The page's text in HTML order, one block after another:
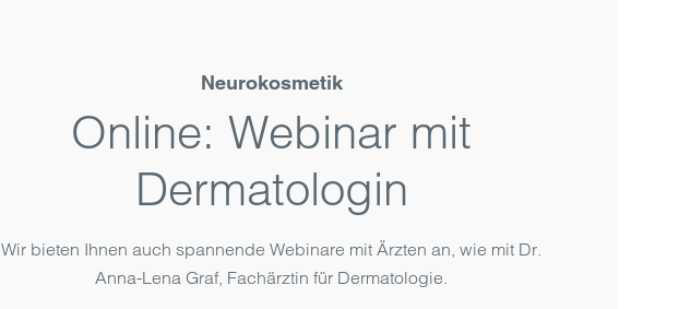
Neurokosmetik
Online: Webinar mit
Dermatologin
Wir bieten Ihnen auch spannende Webinare mit Ärzten an, wie mit Dr.
Anna-Lena Graf, Fachärztin für Dermatologie.